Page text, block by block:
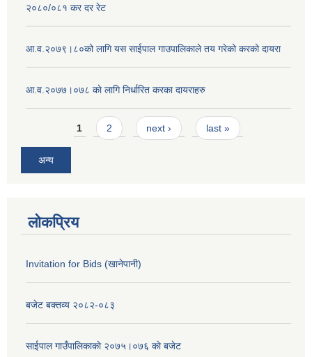
२०८०/०८१ कर दर रेट
आ.व.२०७९।८०को लागि यस साईपाल गाउपालिकाले तय गरेको करको दायरा
आ‍.व.२०७७।०७८ काे लागि निर्धारित करका दायराहरु
Pages1 2 next › last »
अन्य
लोकप्रिय
Invitation for Bids (खानेपानी)
बजेट बक्तव्य २०८२-०८३
साईपाल गाउँपालिकाकाे २०७५।०७६ काे बजेट